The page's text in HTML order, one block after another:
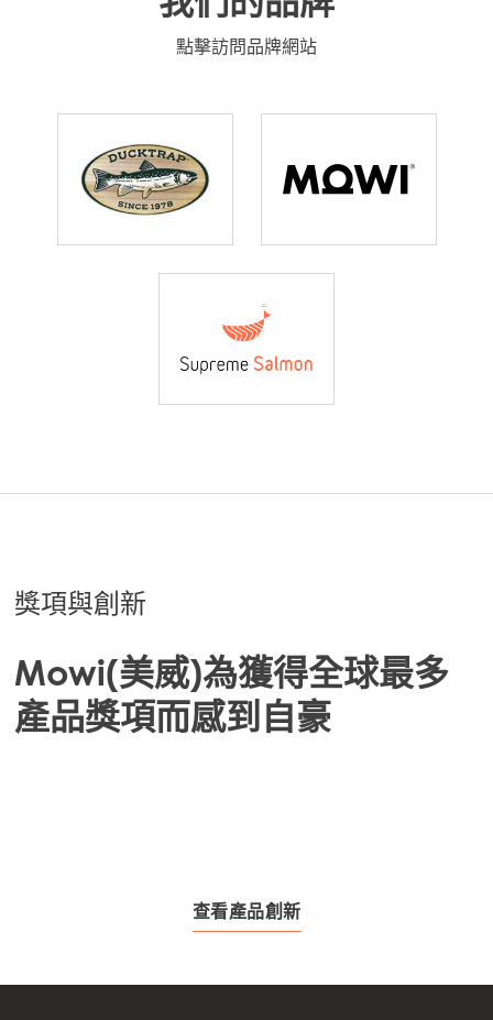
Europe
Mowi Belgium (FR)
Mowi Czechia (EN)
Mowi Faroe Islands
Mowi Germany
Mowi Netherlands
Mowi Norway
Mowi Poland
Mowi Canada West
點擊訪問品牌網站
獎項與創新
Mowi(美威)為獲得全球最多
產品獎項而感到自豪
查看產品創新